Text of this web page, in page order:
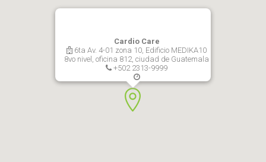
Cardio Care
6ta Av. 4-01 zona 10, Edificio MEDIKA10
8vo nivel, oficina 812, ciudad de Guatemala
+502 2313-9999